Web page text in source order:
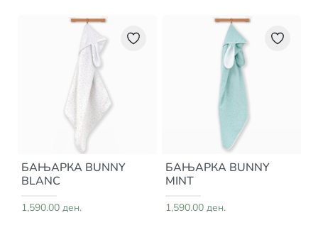
БАЊАРКА BUNNY
BLANC
1,590.00 ден.
БАЊАРКА BUNNY
MINT
1,590.00 ден.